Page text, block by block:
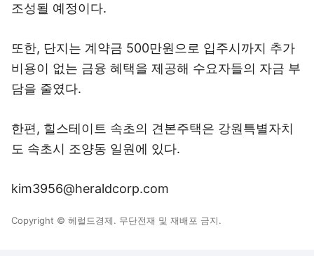
조성될 예정이다.
또한, 단지는 계약금 500만원으로 입주시까지 추가
비용이 없는 금융 혜택을 제공해 수요자들의 자금 부
담을 줄였다.
한편, 힐스테이트 속초의 견본주택은 강원특별자치
도 속초시 조양동 일원에 있다.
kim3956@heraldcorp.com
Copyright © 헤럴드경제. 무단전재 및 재배포 금지.